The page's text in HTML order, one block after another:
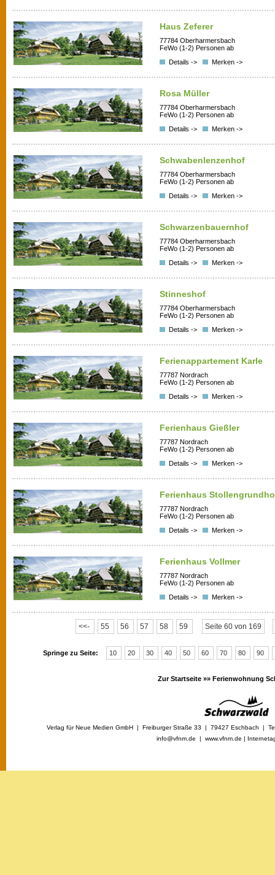
Haus Zeferer
77784 Oberharmersbach
FeWo (1-2) Personen ab
Details ->
Merken ->
Rosa Müller
77784 Oberharmersbach
FeWo (1-2) Personen ab
Details ->
Merken ->
Schwabenlenzenhof
77784 Oberharmersbach
FeWo (1-2) Personen ab
Details ->
Merken ->
Schwarzenbauernhof
77784 Oberharmersbach
FeWo (1-2) Personen ab
Details ->
Merken ->
Stinneshof
77784 Oberharmersbach
FeWo (1-2) Personen ab
Details ->
Merken ->
Ferienappartement Karle
77787 Nordrach
FeWo (1-2) Personen ab
Details ->
Merken ->
Ferienhaus Gießler
77787 Nordrach
FeWo (1-2) Personen ab
Details ->
Merken ->
Ferienhaus
77787 Nordrach
FeWo (1-2) Personen ab
Details ->
Merken ->
Ferienhaus Vollmer
77787 Nordrach
FeWo (1-2) Personen ab
Details ->
Merken ->
<<- 55 56 57 58 59 Seite 60 von 169
Springe zu Seite: 10 20 30 40 50 60 70 80 90
Zur Startseite »» Ferienwohnung
Verlag für Neue Medien GmbH | Freiburger Straße 33 | 79427 Eschbach |
info@vfnm.de | www.vfnm.de |